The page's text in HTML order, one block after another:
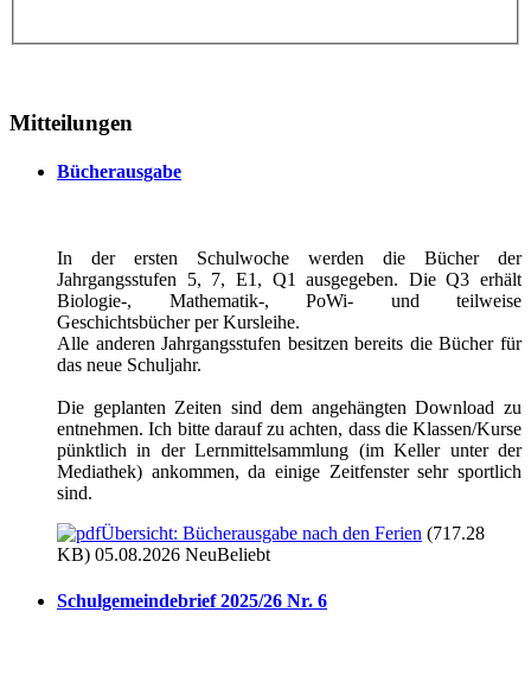
Mitteilungen
Bücherausgabe
In der ersten Schulwoche werden die Bücher der
Jahrgangsstufen 5, 7, E1, Q1 ausgegeben. Die Q3 erhält
Biologie-, Mathematik-, PoWi- und teilweise
Geschichtsbücher per Kursleihe.
Alle anderen Jahrgangsstufen besitzen bereits die Bücher für
das neue Schuljahr.
Die geplanten Zeiten sind dem angehängten Download zu
entnehmen. Ich bitte darauf zu achten, dass die Klassen/Kurse
pünktlich in der Lernmittelsammlung (im Keller unter der
Mediathek) ankommen, da einige Zeitfenster sehr sportlich
sind.
Übersicht: Bücherausgabe nach den Ferien (717.28
KB) 05.08.2026 NeuBeliebt
Schulgemeindebrief 2025/26 Nr. 6